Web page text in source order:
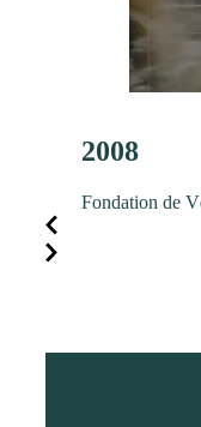
2008
Fondation de